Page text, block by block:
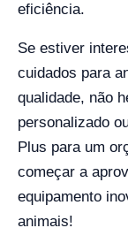
eficiência.
Se estiver
cuidados para
qualidade, não
personalizado
Plus para um
começar a
equipamento
animais!